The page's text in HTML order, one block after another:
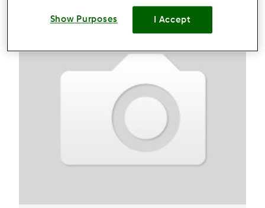
Show Purposes I Accept